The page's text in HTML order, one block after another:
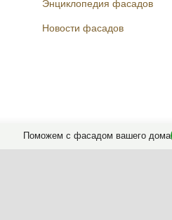
Поможем с фасадом вашего дома
Энциклопедия фасадов
Новости фасадов